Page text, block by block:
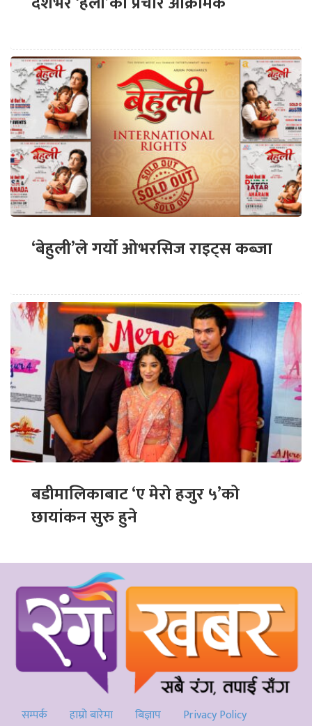
‘बेहुली’ले गर्यो ओभरसिज राइट्स कब्जा
बडीमालिकाबाट ‘ए मेरो हजुर ५’को
छायांकन सुरु हुने
सम्पर्क हाम्रो बारेमा बिज्ञाप Privacy Policy